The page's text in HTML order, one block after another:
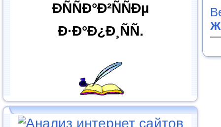
ÐÑÑÐ°Ð²ÑÑÐµ
Ð·Ð°Ð¿Ð¸ÑÑ.